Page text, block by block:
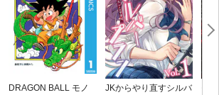
DRAGON BALL モノ
JKからやり直すシルバ